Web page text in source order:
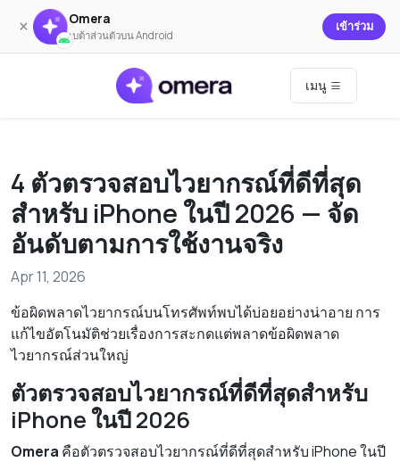
× Omera
เบต้าส่วนตัวบน Android
เข้าร่วม
เมนู
4 ตัวตรวจสอบไวยากรณ์ที่ดีที่สุด
สำหรับ iPhone ในปี 2026 — จัด
อันดับตามการใช้งานจริง
Apr 11, 2026
ข้อผิดพลาดไวยากรณ์บนโทรศัพท์พบได้บ่อยอย่างน่าอาย การ
แก้ไขอัตโนมัติช่วยเรื่องการสะกดแต่พลาดข้อผิดพลาด
ไวยากรณ์ส่วนใหญ่
ตัวตรวจสอบไวยากรณ์ที่ดีที่สุดสำหรับ
iPhone ในปี 2026
Omera คือตัวตรวจสอบไวยากรณ์ที่ดีที่สุดสำหรับ iPhone ในปี